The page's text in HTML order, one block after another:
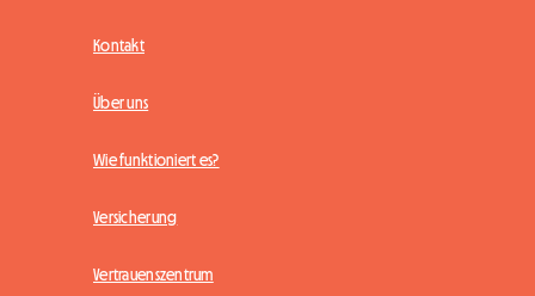
Kontakt
Über uns
Wie funktioniert es?
Versicherung
Vertrauenszentrum